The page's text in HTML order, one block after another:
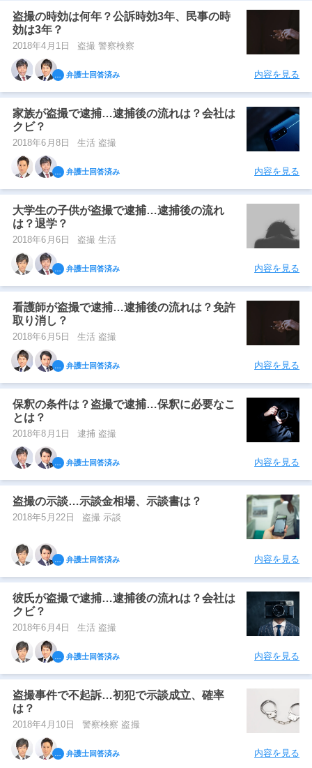
盗撮の時効は何年？公訴時効3年、民事の時
効は3年？
2018年4月1日 盗撮 警察検察
弁護士回答済み 内容を見る
家族が盗撮で逮捕…逮捕後の流れは？会社は
クビ？
2018年6月8日 生活 盗撮
弁護士回答済み 内容を見る
大学生の子供が盗撮で逮捕…逮捕後の流れ
は？退学？
2018年6月6日 盗撮 生活
弁護士回答済み 内容を見る
看護師が盗撮で逮捕…逮捕後の流れは？免許
取り消し？
2018年6月5日 生活 盗撮
弁護士回答済み 内容を見る
保釈の条件は？盗撮で逮捕…保釈に必要なこ
とは？
2018年8月1日 逮捕 盗撮
弁護士回答済み 内容を見る
盗撮の示談…示談金相場、示談書は？
2018年5月22日 盗撮 示談
弁護士回答済み 内容を見る
彼氏が盗撮で逮捕…逮捕後の流れは？会社は
クビ？
2018年6月4日 生活 盗撮
弁護士回答済み 内容を見る
盗撮事件で不起訴…初犯で示談成立、確率
は？
2018年4月10日 警察検察 盗撮
弁護士回答済み 内容を見る